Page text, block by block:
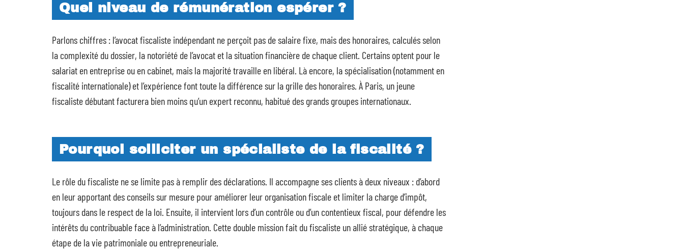
Quel niveau de rémunération espérer ?
Parlons chiffres : l’avocat fiscaliste indépendant ne perçoit pas de salaire fixe, mais des honoraires, calculés selon
la complexité du dossier, la notoriété de l’avocat et la situation financière de chaque client. Certains optent pour le
salariat en entreprise ou en cabinet, mais la majorité travaille en libéral. Là encore, la spécialisation (notamment en
fiscalité internationale) et l’expérience font toute la différence sur la grille des honoraires. À Paris, un jeune
fiscaliste débutant facturera bien moins qu’un expert reconnu, habitué des grands groupes internationaux.
Pourquoi solliciter un spécialiste de la fiscalité ?
Le rôle du fiscaliste ne se limite pas à remplir des déclarations. Il accompagne ses clients à deux niveaux : d’abord
en leur apportant des conseils sur mesure pour améliorer leur organisation fiscale et limiter la charge d’impôt,
toujours dans le respect de la loi. Ensuite, il intervient lors d’un contrôle ou d’un contentieux fiscal, pour défendre les
intérêts du contribuable face à l’administration. Cette double mission fait du fiscaliste un allié stratégique, à chaque
étape de la vie patrimoniale ou entrepreneuriale.